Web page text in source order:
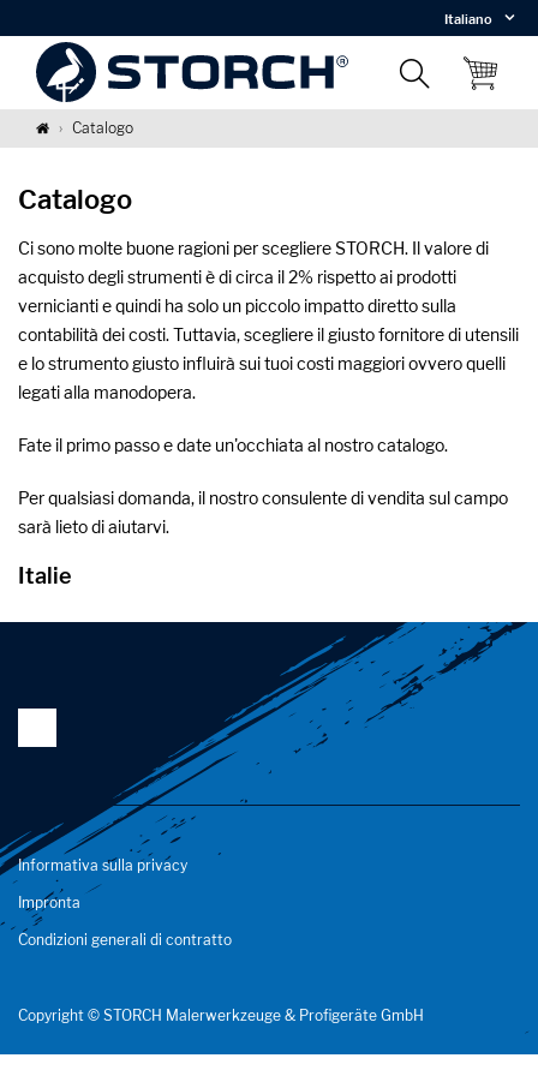
Italiano
Catalogo
Catalogo
Ci sono molte buone ragioni per scegliere STORCH. Il valore di
acquisto degli strumenti è di circa il 2% rispetto ai prodotti
vernicianti e quindi ha solo un piccolo impatto diretto sulla
contabilità dei costi. Tuttavia, scegliere il giusto fornitore di utensili
e lo strumento giusto influirà sui tuoi costi maggiori ovvero quelli
legati alla manodopera.
Fate il primo passo e date un'occhiata al nostro catalogo.
Per qualsiasi domanda, il nostro consulente di vendita sul campo
sarà lieto di aiutarvi.
Italie
Informativa sulla privacy
Impronta
Condizioni generali di contratto
Copyright © STORCH Malerwerkzeuge & Profigeräte GmbH